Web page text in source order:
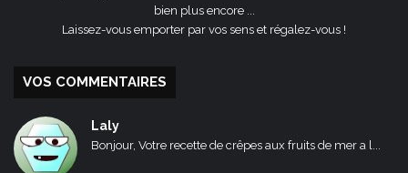
bien plus encore ...
Laissez-vous emporter par vos sens et régalez-vous !
VOS COMMENTAIRES
Laly
Bonjour, Votre recette de crêpes aux fruits de mer a l...